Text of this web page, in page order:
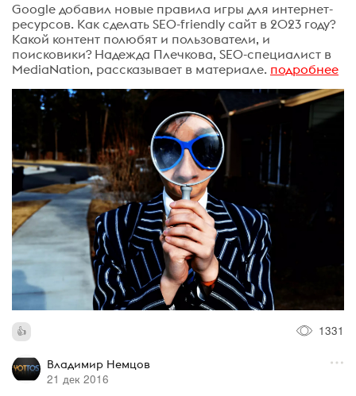
Google добавил новые правила игры для интернет-
ресурсов. Как сделать SEO-friendly сайт в 2023 году?
Какой контент полюбят и пользователи, и
поисковики? Надежда Плечкова, SEO-специалист в
MediaNation, рассказывает в материале. подробнее
1331
Владимир Немцов
21 дек 2016